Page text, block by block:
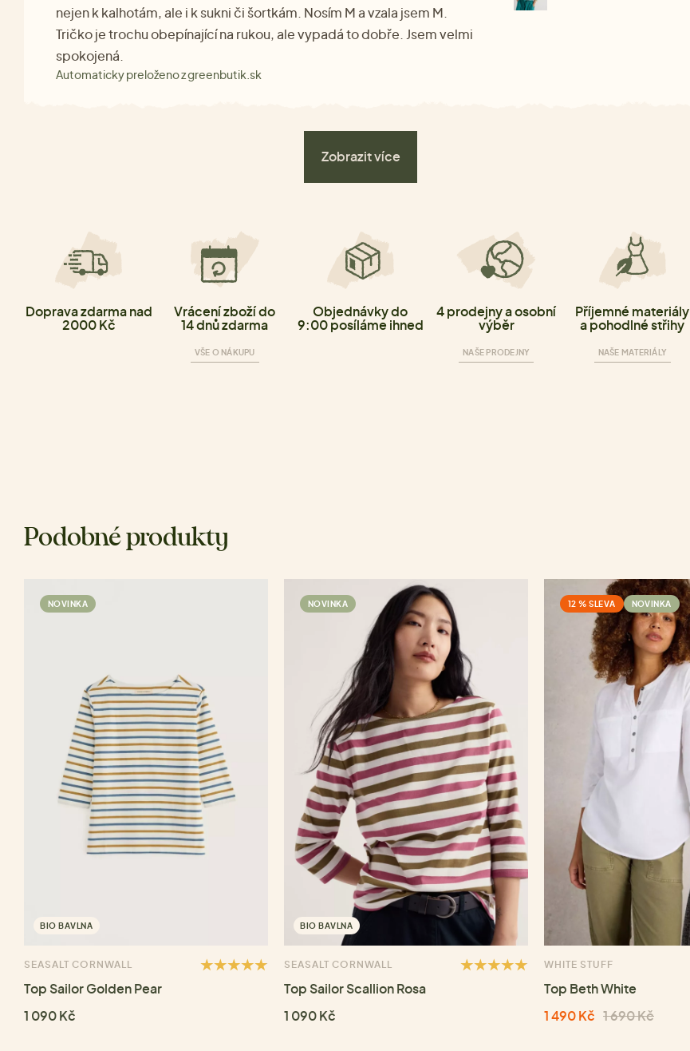
nejen k kalhotám, ale i k sukni či šortkám. Nosím M a vzala jsem M.
Tričko je trochu obepínající na rukou, ale vypadá to dobře. Jsem velmi
spokojená.
Automaticky preloženo z greenbutik.sk
Zobrazit více
Doprava zdarma nad
2000 Kč
Vrácení zboží do
14 dnů zdarma
VŠE O NÁKUPU
Objednávky do
9:00 posíláme ihned
4 prodejny a osobní
výběr
NAŠE PRODEJNY
Příjemné materiály
a pohodlné střihy
NAŠE MATERIÁLY
Podobné produkty
NOVINKA
BIO BAVLNA
SEASALT CORNWALL
Top Sailor Golden Pear
1 090 Kč
NOVINKA
BIO BAVLNA
SEASALT CORNWALL
Top Sailor Scallion Rosa
1 090 Kč
12 % SLEVA NOVINKA
WHITE STUFF
Top Beth White
1 490 Kč 1 690 Kč